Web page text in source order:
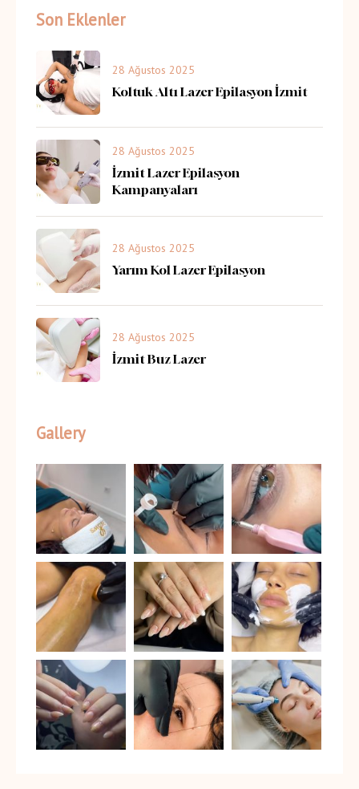
Son Eklenler
28 Ağustos 2025
Koltuk Altı Lazer Epilasyon İzmit
28 Ağustos 2025
İzmit Lazer Epilasyon
Kampanyaları
28 Ağustos 2025
Yarım Kol Lazer Epilasyon
28 Ağustos 2025
İzmit Buz Lazer
Gallery